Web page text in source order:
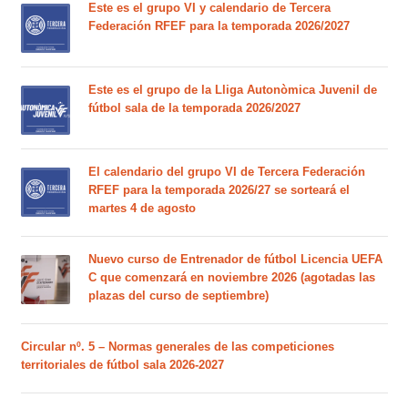
Este es el grupo VI y calendario de Tercera
Federación RFEF para la temporada 2026/2027
Este es el grupo de la Lliga Autonòmica Juvenil de
fútbol sala de la temporada 2026/2027
El calendario del grupo VI de Tercera Federación
RFEF para la temporada 2026/27 se sorteará el
martes 4 de agosto
Nuevo curso de Entrenador de fútbol Licencia UEFA
C que comenzará en noviembre 2026 (agotadas las
plazas del curso de septiembre)
Circular nº. 5 – Normas generales de las competiciones
territoriales de fútbol sala 2026-2027